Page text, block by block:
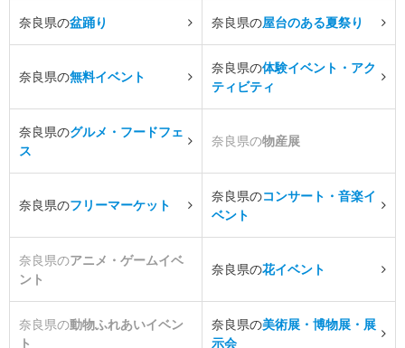
奈良県の盆踊り 奈良県の屋台のある夏祭り
奈良県の無料イベント
奈良県の体験イベント・アク
ティビティ
奈良県のグルメ・フードフェ
ス
奈良県の物産展
奈良県のフリーマーケット
奈良県のコンサート・音楽イ
ベント
奈良県のアニメ・ゲームイベ
ント
奈良県の花イベント
奈良県の動物ふれあいイベン
ト
奈良県の美術展・博物展・展
示会